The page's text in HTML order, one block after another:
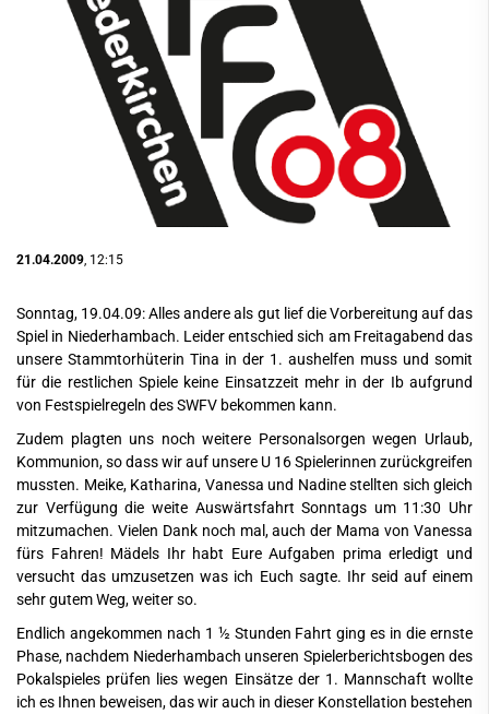
21.04.2009 , 12:15
Sonntag, 19.04.09: Alles andere als gut lief die Vorbereitung auf das
Spiel in Niederhambach. Leider entschied sich am Freitagabend das
unsere Stammtorhüterin Tina in der 1. aushelfen muss und somit
für die restlichen Spiele keine Einsatzzeit mehr in der Ib aufgrund
von Festspielregeln des SWFV bekommen kann.
Zudem plagten uns noch weitere Personalsorgen wegen Urlaub,
Kommunion, so dass wir auf unsere U 16 Spielerinnen zurückgreifen
mussten. Meike, Katharina, Vanessa und Nadine stellten sich gleich
zur Verfügung die weite Auswärtsfahrt Sonntags um 11:30 Uhr
mitzumachen. Vielen Dank noch mal, auch der Mama von Vanessa
fürs Fahren! Mädels Ihr habt Eure Aufgaben prima erledigt und
versucht das umzusetzen was ich Euch sagte. Ihr seid auf einem
sehr gutem Weg, weiter so.
Endlich angekommen nach 1 ½ Stunden Fahrt ging es in die ernste
Phase, nachdem Niederhambach unseren Spielerberichtsbogen des
Pokalspieles prüfen lies wegen Einsätze der 1. Mannschaft wollte
ich es Ihnen beweisen, das wir auch in dieser Konstellation bestehen